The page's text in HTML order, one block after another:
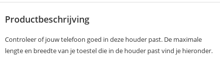
Productbeschrijving
Controleer of jouw telefoon goed in deze houder past. De maximale
lengte en breedte van je toestel die in de houder past vind je hieronder.